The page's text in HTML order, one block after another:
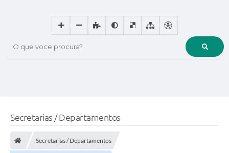
O que voce procura?
Secretarias / Departamentos
Secretarias / Departamentos